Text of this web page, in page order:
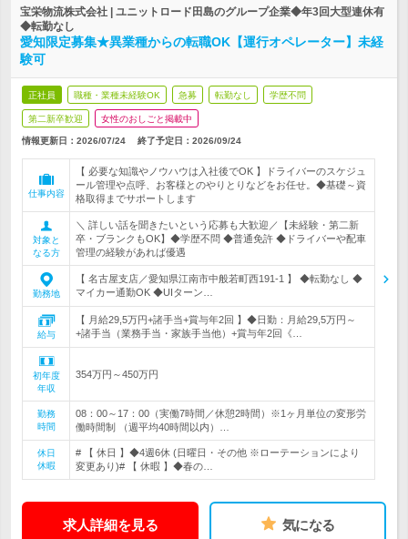
宝栄物流株式会社 | ユニットロード田島のグループ企業◆年3回大型連休有
◆転勤なし
愛知限定募集★異業種からの転職OK【運行オペレーター】未経
験可
正社員 職種・業種未経験OK 急募 転勤なし 学歴不問
第二新卒歓迎 女性のおしごと掲載中
情報更新日：2026/07/24 終了予定日： 2026/09/24
仕事内容
【 必要な知識やノウハウは入社後でOK 】ドライバーのスケジュ
ール管理や点呼、お客様とのやりとりなどをお任せ。◆基礎～資
格取得までサポートします
対象と
なる方
＼ 詳しい話を聞きたいという応募も大歓迎／【未経験・第二新
卒・ブランクもOK】◆学歴不問 ◆普通免許 ◆ドライバーや配車
管理の経験があれば優遇
勤務地
【 名古屋支店／愛知県江南市中般若町西191-1 】 ◆転勤なし ◆
マイカー通勤OK ◆UIターン…
給与
【 月給29,5万円+諸手当+賞与年2回 】◆日勤：月給29,5万円～
+諸手当（業務手当・家族手当他）+賞与年2回《…
初年度
年収
354万円～450万円
勤務
時間
08：00～17：00（実働7時間／休憩2時間）※1ヶ月単位の変形労
働時間制 （週平均40時間以内）…
休日
休暇
# 【 休日 】◆4週6休 (日曜日・その他 ※ローテーションにより
変更あり)# 【 休暇 】◆春の…
求人詳細を見る 気になる